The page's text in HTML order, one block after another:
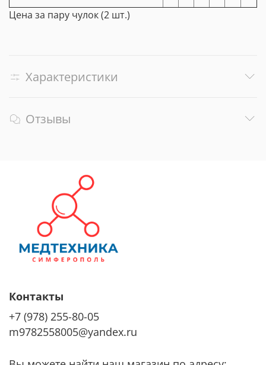
Цена за пару чулок (2 шт.)
Характеристики
Отзывы
Контакты
+7 (978) 255-80-05
m9782558005@yandex.ru